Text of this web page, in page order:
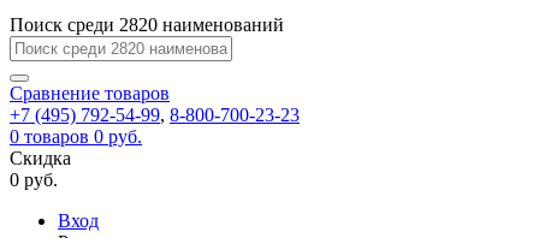
Ок
Запомнить
меня
Забыли
указанный
электронный
адрес,
перейдя
по
которой
вы
новый
Перейдите
по
для
смены
пароля.
Сменить
Сообщение
пользовательского
соглашения
Поиск среди 2820 наименований
Сравнение товаров
+7 (495) 792-54-99, 8-800-700-23-23
0 товаров 0 руб.
Скидка
0 руб.
Вход